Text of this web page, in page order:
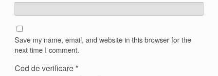
Save my name, email, and website in this browser for the
next time I comment.
Cod de verificare *